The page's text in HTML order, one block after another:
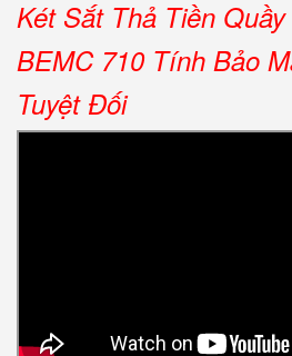
Két Sắt Thả Tiền
BEMC 710 Tính Bảo
Tuyệt Đối